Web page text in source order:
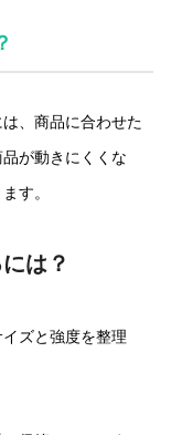
、商品に合わせた
が動きにくくな
す。
は？
ズと強度を整理